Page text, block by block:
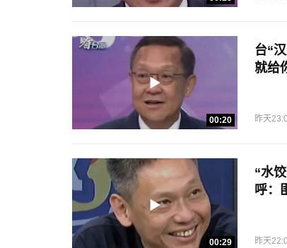
00:20
台“
就给
昨天
00:29
“水
呼：
昨天